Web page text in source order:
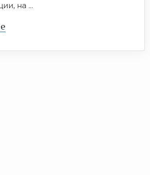
на ...